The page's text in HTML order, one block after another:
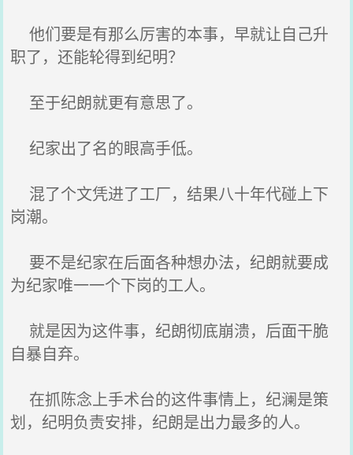
他们要是有那么厉害的本事，早就让自己升
职了，还能轮得到纪明？
至于纪朗就更有意思了。
纪家出了名的眼高手低。
混了个文凭进了工厂，结果八十年代碰上下
岗潮。
要不是纪家在后面各种想办法，纪朗就要成
为纪家唯一一个下岗的工人。
就是因为这件事，纪朗彻底崩溃，后面干脆
自暴自弃。
在抓陈念上手术台的这件事情上，纪澜是策
划，纪明负责安排，纪朗是出力最多的人。